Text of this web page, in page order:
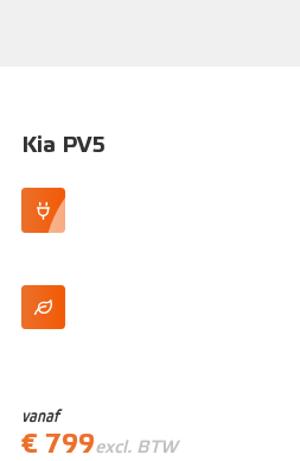
Kia PV5
vanaf
€ 799excl. BTW